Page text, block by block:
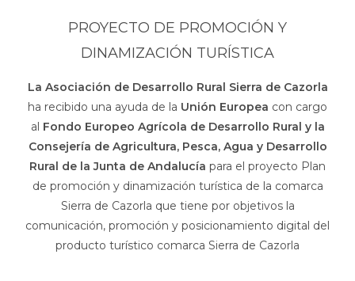
PROYECTO DE PROMOCIÓN Y
DINAMIZACIÓN TURÍSTICA
La Asociación de Desarrollo Rural Sierra de Cazorla
ha recibido una ayuda de la Unión Europea con cargo
al Fondo Europeo Agrícola de Desarrollo Rural y la
Consejería de Agricultura, Pesca, Agua y Desarrollo
Rural de la Junta de Andalucía para el proyecto Plan
de promoción y dinamización turística de la comarca
Sierra de Cazorla que tiene por objetivos la
comunicación, promoción y posicionamiento digital del
producto turístico comarca Sierra de Cazorla